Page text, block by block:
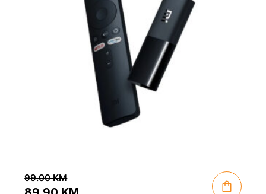
99.00KM